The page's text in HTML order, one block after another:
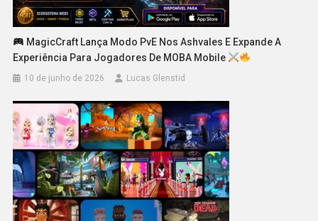
MagicCraft Lança Modo PvE Nos Ashvales E Expande A
Experiência Para Jogadores De MOBA Mobile
10 de junho de 2026 Lucas Glenstid